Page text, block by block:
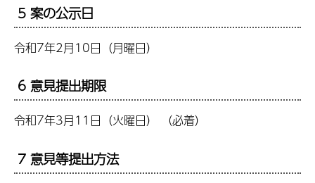
5 案の公示日
令和7年2月10日（月曜日）
6 意見提出期限
令和7年3月11日（火曜日） （必着）
7 意見等提出方法